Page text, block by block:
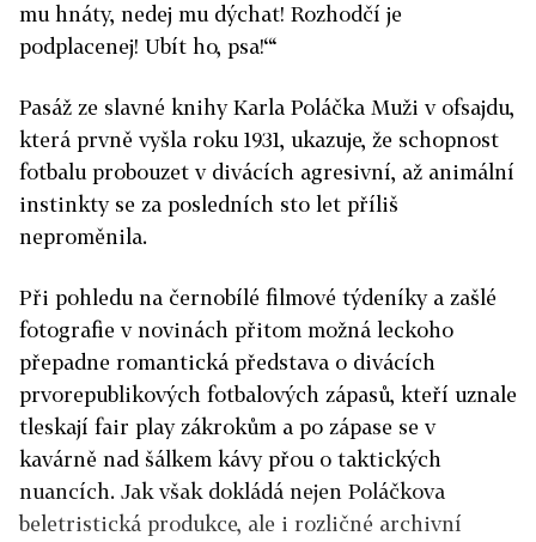
mu hnáty, nedej mu dýchat! Rozhodčí je
podplacenej! Ubít ho, psa!‘“
Pasáž ze slavné knihy Karla Poláčka Muži v ofsajdu,
která prvně vyšla roku 1931, ukazuje, že schopnost
fotbalu probouzet v divácích agresivní, až animální
instinkty se za posledních sto let příliš
neproměnila.
Při pohledu na černobílé filmové týdeníky a zašlé
fotografie v novinách přitom možná leckoho
přepadne romantická představa o divácích
prvorepublikových fotbalových zápasů, kteří uznale
tleskají fair play zákrokům a po zápase se v
kavárně nad šálkem kávy přou o taktických
nuancích. Jak však dokládá nejen Poláčkova
beletristická produkce, ale i rozličné archivní